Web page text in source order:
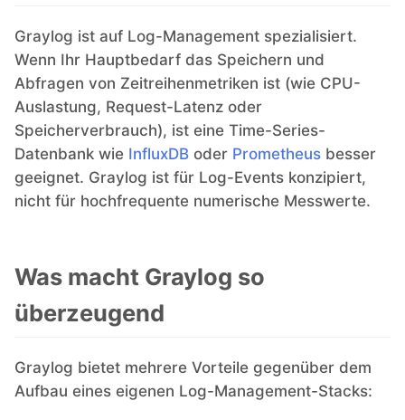
Graylog ist auf Log-Management spezialisiert.
Wenn Ihr Hauptbedarf das Speichern und
Abfragen von Zeitreihenmetriken ist (wie CPU-
Auslastung, Request-Latenz oder
Speicherverbrauch), ist eine Time-Series-
Datenbank wie InfluxDB oder Prometheus besser
geeignet. Graylog ist für Log-Events konzipiert,
nicht für hochfrequente numerische Messwerte.
Was macht Graylog so
überzeugend
Graylog bietet mehrere Vorteile gegenüber dem
Aufbau eines eigenen Log-Management-Stacks: